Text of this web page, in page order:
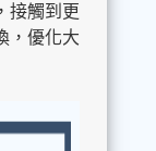
接觸到更
，優化大